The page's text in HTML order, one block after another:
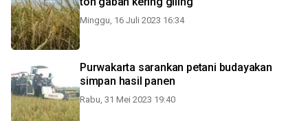
Minggu, 16 Juli 2023 16:34
Purwakarta sarankan petani budayakan
simpan hasil panen
Rabu, 31 Mei 2023 19:40